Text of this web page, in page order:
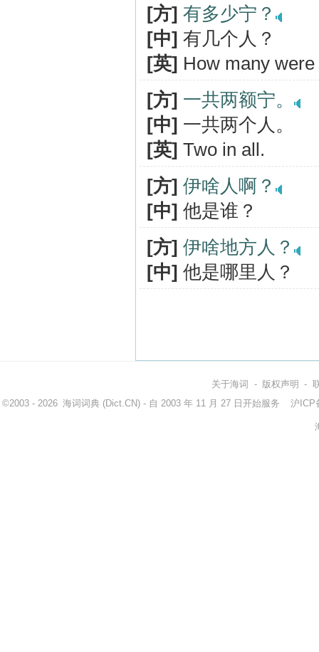
[方] 有多少宁？
[中] 有几个人？
[英] How many
[方] 一共两额宁。
[中] 一共两个人。
[英] Two in all.
[方] 伊啥人啊？
[中] 他是谁？
[方] 伊啥地方人？
[中] 他是哪里人？
关于海词 - 版权声明 -
©2003 - 2026 海词词典 (Dict.CN) - 自 2003 年 11 月 27 日开始服务 沪ICP